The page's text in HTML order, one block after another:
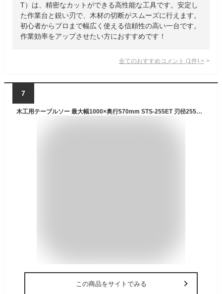
T）は、精密なカットができる高性能な工具です。安定し
た作業台と鋭い刃で、木材の切断がスムーズに行えます。
初心者からプロまで幅広く使える信頼性の高い一台です。
作業効率をアップさせたい方におすすめです！
全てのおすすめコメント (1 件) >
7
木工用テーブルソー 最大幅1000×奥行570mm STS-255ET 刃径255mm チップソー付き
この商品をサイトでみる